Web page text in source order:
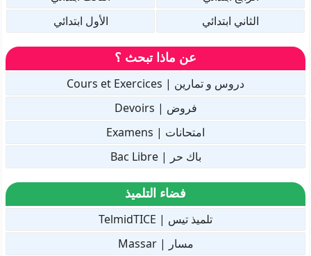
الثاني ابتدائي
الأول ابتدائي
عن ماذا تبحث ؟
دروس و تمارين | Cours et Exercices
فروض | Devoirs
امتحانات | Examens
باك حر | Bac Libre
فضاء التلميذ
تلميذ تيس | TelmidTICE
مسار | Massar